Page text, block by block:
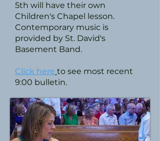
5th will have their own
Children's Chapel lesson.
Contemporary music is
provided by St. David's
Basement Band.
Click here to see most recent
9:00 bulletin.